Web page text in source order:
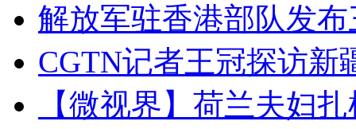
解放军驻香港部队发
CGTN记者王冠探访新
【微视界】荷兰夫妇